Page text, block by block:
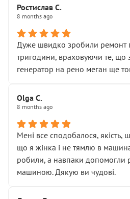
Хотілося б більше:
• належної уваги до авто
• прозорості в роботах і
• реальної діагностики, а не
“подивились і поїхав”
На жаль, складається
Стосовно комунікації - все добре
звертатися до цього автосервісу.
Ростислав С.
8 months ago
Дуже швидко зробили ремонт
тригодини, враховуючи те, що
генератор на рено меган ще
Olga С.
8 months ago
Мені все сподобалося, якість,
що я жінка і не тямлю в
робили, а навпаки допомогли
машиною. Дякую ви чудові.